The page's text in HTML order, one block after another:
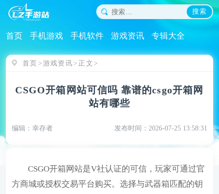
搜索
首页 手机游戏 手机软件 游戏资讯 专辑大全
首页 游戏资讯 正文
CSGO开箱网站可信吗 靠谱的csgo开箱网
站有哪些
编辑：幸存者 发布时间：2026-07-25 13:58:31
CSGO开箱网站是V社认证的可信，玩家可通过官
方商城或授权交易平台购买。选择与武器箱匹配的钥